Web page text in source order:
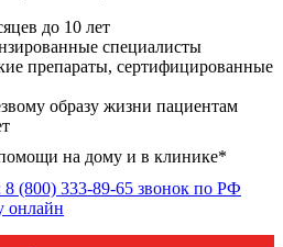
до 10 лет
специалисты
препараты, сертифицированные
образу жизни пациентам
на дому и в клинике*
8 (800) 333-89-65 звонок по РФ
онлайн